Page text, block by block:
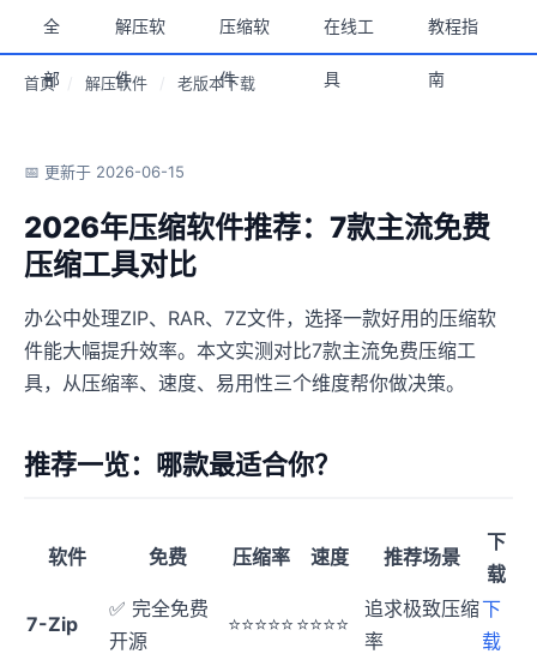
全
部
解压软
件
压缩软
件
在线工
具
教程指
南
首页 / 解压软件 / 老版本下载
📅 更新于 2026-06-15
2026年压缩软件推荐：7款主流免费
压缩工具对比
办公中处理ZIP、RAR、7Z文件，选择一款好用的压缩软
件能大幅提升效率。本文实测对比7款主流免费压缩工
具，从压缩率、速度、易用性三个维度帮你做决策。
推荐一览：哪款最适合你？
软件 免费 压缩率 速度 推荐场景
下
载
7-Zip
✅ 完全免费
开源
⭐⭐⭐⭐⭐ ⭐⭐⭐⭐
追求极致压缩
率
下
载